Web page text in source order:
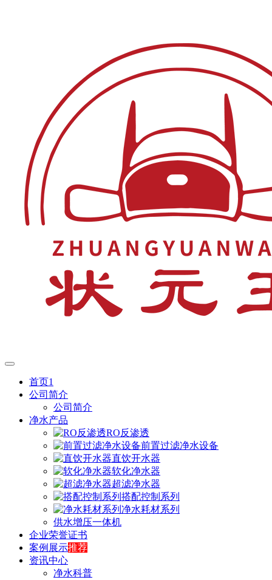
首页1
公司简介
公司简介
净水产品
RO反渗透
前置过滤净水设备
直饮开水器
软化净水器
超滤净水器
搭配控制系列
净水耗材系列
供水增压一体机
企业荣誉证书
案例展示推荐
资讯中心
净水科普